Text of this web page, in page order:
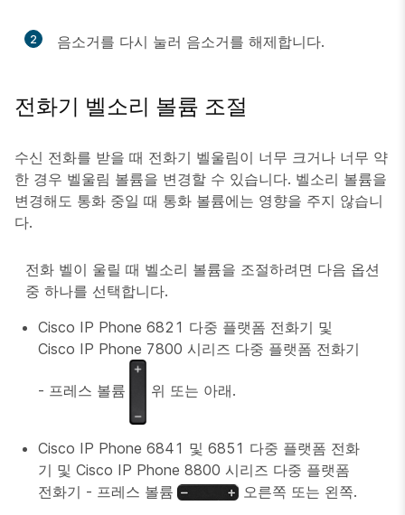
2 음소거를 다시 눌러 음소거를 해제합니다.
전화기 벨소리 볼륨 조절
수신 전화를 받을 때 전화기 벨울림이 너무 크거나 너무 약
한 경우 벨울림 볼륨을 변경할 수 있습니다. 벨소리 볼륨을
변경해도 통화 중일 때 통화 볼륨에는 영향을 주지 않습니
다.
전화 벨이 울릴 때 벨소리 볼륨을 조절하려면 다음 옵션
중 하나를 선택합니다.
Cisco IP Phone 6821 다중 플랫폼 전화기 및
Cisco IP Phone 7800 시리즈 다중 플랫폼 전화기
- 프레스 볼륨 위 또는 아래.
Cisco IP Phone 6841 및 6851 다중 플랫폼 전화
기 및 Cisco IP Phone 8800 시리즈 다중 플랫폼
전화기 - 프레스 볼륨
오른쪽 또는 왼쪽.